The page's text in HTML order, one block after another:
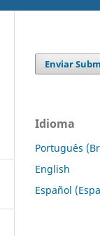
Enviar
Idioma
Português
English
Español